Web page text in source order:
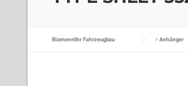
Blomenröhr Fahrzeugbau > Anhänger